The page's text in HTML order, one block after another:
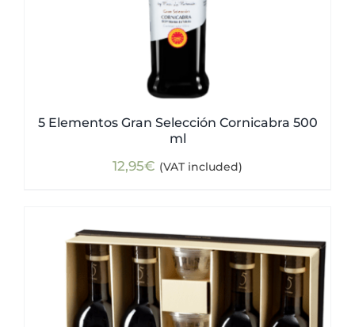
5 Elementos Gran Selección Cornicabra 500
ml
12,95€ (VAT included)